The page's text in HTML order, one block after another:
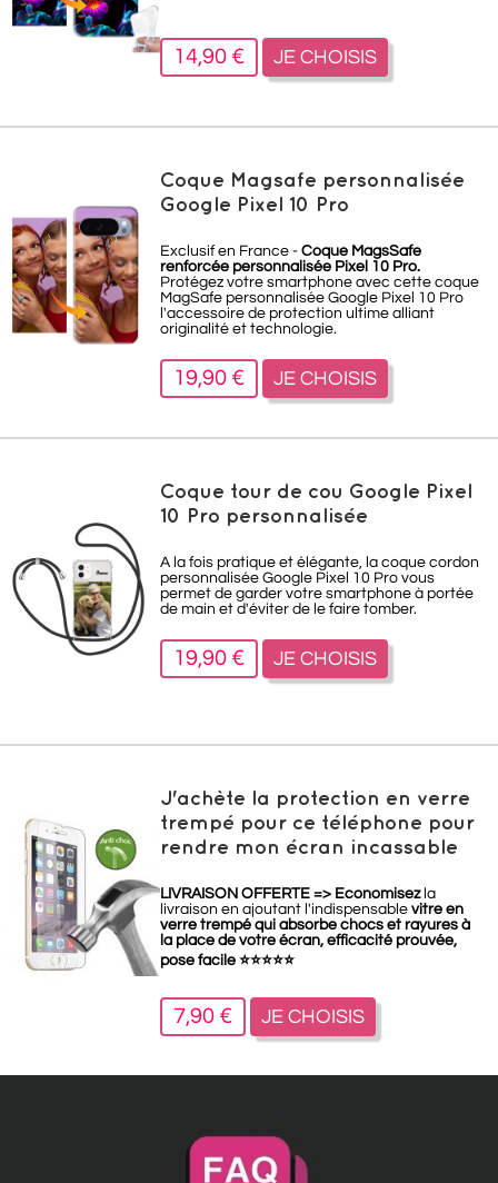
14,90 € JE CHOISIS
Coque Magsafe personnalisée
Google Pixel 10 Pro
Exclusif en France - Coque MagsSafe
renforcée personnalisée Pixel 10 Pro.
Protégez votre smartphone avec cette coque
MagSafe personnalisée Google Pixel 10 Pro
l'accessoire de protection ultime alliant
originalité et technologie.
19,90 € JE CHOISIS
Coque tour de cou Google Pixel
10 Pro personnalisée
A la fois pratique et élégante, la coque cordon
personnalisée Google Pixel 10 Pro vous
permet de garder votre smartphone à portée
de main et d'éviter de le faire tomber.
19,90 € JE CHOISIS
J'achète la protection en verre
trempé pour ce téléphone pour
rendre mon écran incassable
LIVRAISON OFFERTE => Economisezla
livraison en ajoutant l'indispensable vitre en
verre trempé qui absorbe chocs et rayures à
la place de votre écran, efficacité prouvée,
pose facile ⭐⭐⭐⭐⭐
7,90 € JE CHOISIS